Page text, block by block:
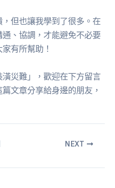
但也讓我學到了很多。在
、協調，才能避免不必要
有所幫助！
災難」，歡迎在下方留言
文章分享給身邊的朋友，
NEXT